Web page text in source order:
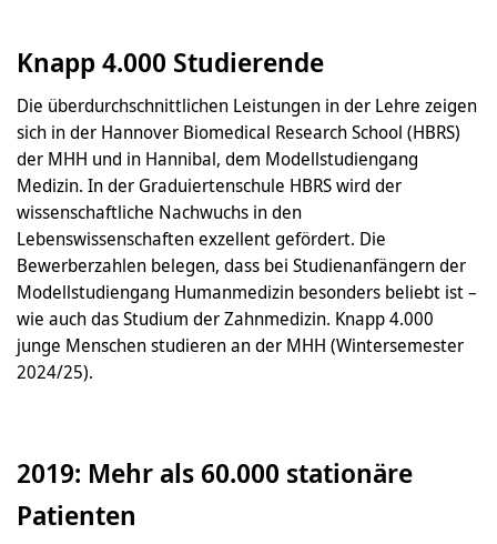
Knapp 4.000 Studierende
Die überdurchschnittlichen Leistungen in der Lehre zeigen
sich in der Hannover Biomedical Research School (HBRS)
der MHH und in Hannibal, dem Modellstudiengang
Medizin. In der Graduiertenschule HBRS wird der
wissenschaftliche Nachwuchs in den
Lebenswissenschaften exzellent gefördert. Die
Bewerberzahlen belegen, dass bei Studienanfängern der
Modellstudiengang Humanmedizin besonders beliebt ist –
wie auch das Studium der Zahnmedizin. Knapp 4.000
junge Menschen studieren an der MHH (Wintersemester
2024/25).
2019: Mehr als 60.000 stationäre
Patienten